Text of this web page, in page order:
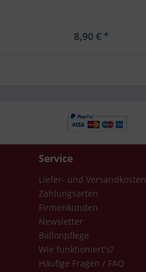
8,90 € *
Service
Liefer- und Versandkosten
Zahlungsarten
Firmenkunden
Newsletter
Ballonpflege
Wie funktioniert's?
Häufige Fragen / FAQ